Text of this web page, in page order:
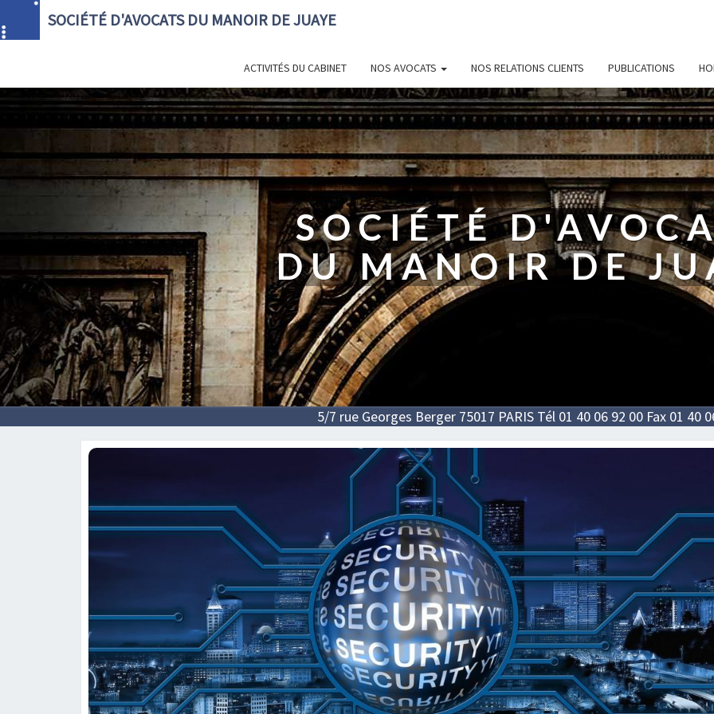
SOCIÉTÉ D'AVOCATS DU MANOIR DE JUAYE
ACTIVITÉS DU CABINET NOS AVOCATS NOS RELATIONS CLIENTS PUBLICATIONS
SOCIÉTÉ
DU MANOIR DE
5/7 rue Georges Berger 75017 PARIS Tél 01 40 06 92 00 Fax 01 40